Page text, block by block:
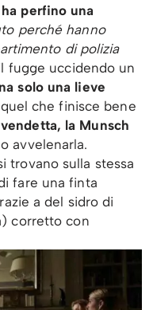
ha perfino una
perché hanno
di polizia
fugge uccidendo un
solo una lieve
che finisce bene
la Munsch
avvelenarla.
trovano sulla stessa
fare una finta
a del sidro di
corretto con